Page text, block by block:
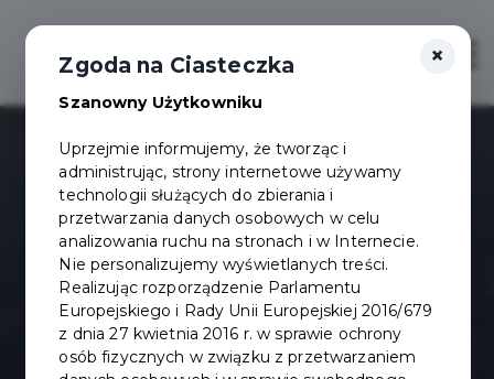
×
Zgoda na Ciasteczka
Szanowny Użytkowniku
Uprzejmie informujemy, że tworząc i
administrując, strony internetowe używamy
technologii służących do zbierania i
przetwarzania danych osobowych w celu
analizowania ruchu na stronach i w Internecie.
Nie personalizujemy wyświetlanych treści.
Realizując rozporządzenie Parlamentu
Europejskiego i Rady Unii Europejskiej 2016/679
z dnia 27 kwietnia 2016 r. w sprawie ochrony
osób fizycznych w związku z przetwarzaniem